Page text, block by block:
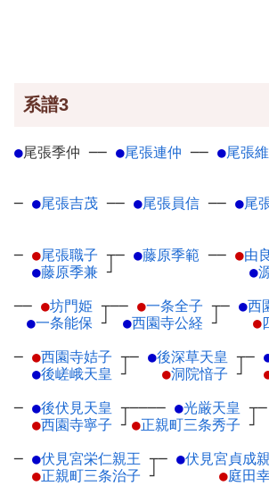
系譜3
●尾張季仲 ── ●尾張連仲 ── ●尾張
─ ●尾張吉茂 ── ●尾張員信 ── ●尾
─ ●尾張職子 ┬
●藤原季兼 ┘
─ ●藤原季範 ── ●由
●
── ●坊門姫 ┬
●一条能保 ┘
── ●一条全子 ┬
●西園寺公経 ┘
─ ●西
●
─ ●西園寺姞子 ┬
●後嵯峨天皇 ┘
─ ●後深草天皇 ┬
●洞院愔子 ┘
─
─ ●後伏見天皇 ┬
●西園寺寧子 ┘
──── ●光厳天皇 ┬
●正親町三条秀子 ┘
─
─ ●伏見宮栄仁親王 ┬
●正親町三条治子 ┘
─ ●伏見宮貞成
●庭田